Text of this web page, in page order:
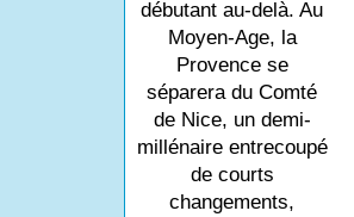
débutant au-delà. Au
Moyen-Age, la
Provence se
séparera du Comté
de Nice, un demi-
millénaire entrecoupé
de courts
changements,